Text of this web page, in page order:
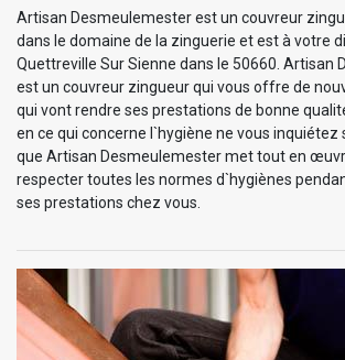
Artisan Desmeulemester est un couvreur
dans le domaine de la zinguerie et est à votre
Quettreville Sur Sienne dans le 50660. Artisan
est un couvreur zingueur qui vous offre de
qui vont rendre ses prestations de bonne
en ce qui concerne l`hygiène ne vous inquiétez
que Artisan Desmeulemester met tout en
respecter toutes les normes d`hygiènes
ses prestations chez vous.